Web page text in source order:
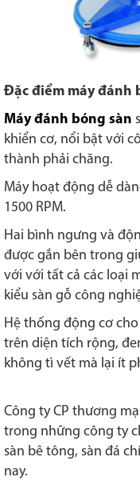
Đặc điểm máy đánh
Máy đánh bóng sàn
khiển cơ, nổi bật với
thành phải chăng.
Máy hoạt động dễ
1500 RPM.
Hai bình ngưng và
được gắn bên trong
với với tất cả các loại
kiểu sàn gỗ công
Hệ thống động cơ
trên diện tích rộng,
không tì vết mà lại ít
Công ty CP thương
trong những công ty
sàn bê tông, sàn đá
nay.